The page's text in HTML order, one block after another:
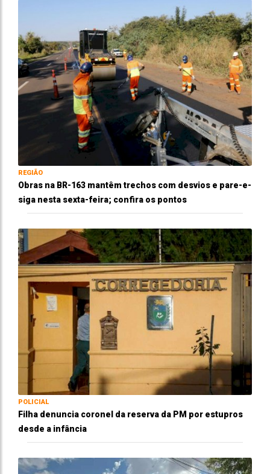
REGIÃO
Obras na BR-163 mantêm trechos com desvios e pare-e-
siga nesta sexta-feira; confira os pontos
POLICIAL
Filha denuncia coronel da reserva da PM por estupros
desde a infância